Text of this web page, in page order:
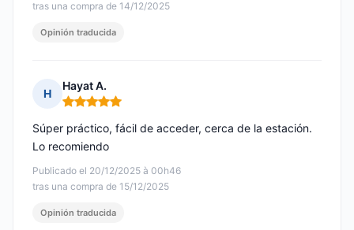
tras una compra de 14/12/2025
Opinión traducida
H
Hayat A.
Nota: 5 de 5
Publicado el 20/12/2025 à 00h46
tras una compra de 15/12/2025
Súper práctico, fácil de acceder, cerca de la estación.
Lo recomiendo
Opinión traducida